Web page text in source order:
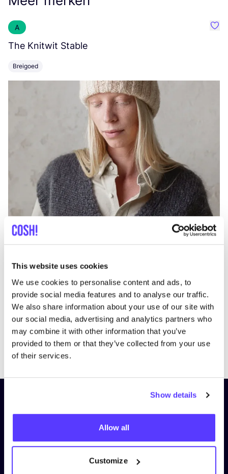
This website uses cookies
We use cookies to personalise content and ads, to
provide social media features and to analyse our traffic.
We also share information about your use of our site with
our social media, advertising and analytics partners who
may combine it with other information that you’ve
provided to them or that they’ve collected from your use
of their services.
Show details
Allow all
Customize
A
The Knitwit Stable
Breigoed
PreviousNext
Schrijf je in op onze nieuwsbrief
en blijf op de hoogte!
Voornaam*